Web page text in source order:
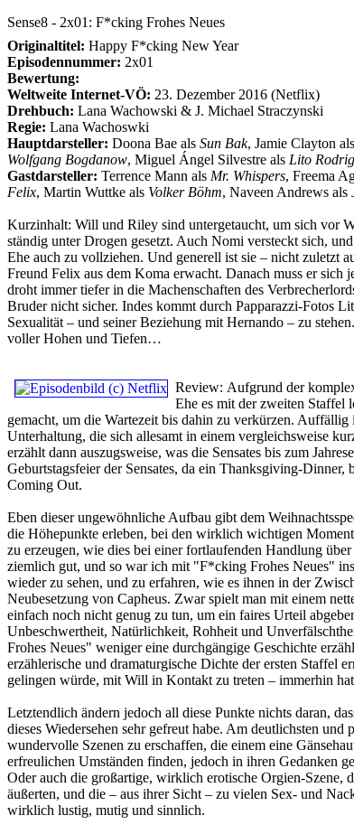
Sense8 - 2x01: F*cking Frohes Neues
Originaltitel: Happy F*cking New Year
Episodennummer: 2x01
Bewertung:
Weltweite Internet-VÖ: 23. Dezember 2016 (Netflix)
Drehbuch: Lana Wachowski & J. Michael Straczynski
Regie: Lana Wachoswki
Hauptdarsteller: Doona Bae als Sun Bak, Jamie Clayton als
Wolfgang Bogdanow, Miguel Ángel Silvestre als Lito
Gastdarsteller: Terrence Mann als Mr. Whispers, Freema
Felix, Martin Wuttke als Volker Böhm, Naveen Andrews als
Kurzinhalt: Will und Riley sind untergetaucht, um sich vor
ständig unter Drogen gesetzt. Auch Nomi versteckt sich,
Ehe auch zu vollziehen. Und generell ist sie – nicht zuletzt
Freund Felix aus dem Koma erwacht. Danach muss er sich
droht immer tiefer in die Machenschaften des
Bruder nicht sicher. Indes kommt durch Papparazzi-Fotos
Sexualität – und seiner Beziehung mit Hernando – zu
voller Hohen und Tiefen…
Review: Aufgrund der
Ehe es mit der zweiten Staffel
gemacht, um die Wartezeit bis dahin zu verkürzen.
Unterhaltung, die sich allesamt in einem vergleichsweise
erzählt dann auszugsweise, was die Sensates bis zum
Geburtstagsfeier der Sensates, da ein Thanksgiving-
Coming Out.
Eben dieser ungewöhnliche Aufbau gibt dem
die Höhepunkte erleben, bei den wirklich wichtigen
zu erzeugen, wie dies bei einer fortlaufenden Handlung
ziemlich gut, und so war ich mit "F*cking Frohes Neues"
wieder zu sehen, und zu erfahren, wie es ihnen in der
Neubesetzung von Capheus. Zwar spielt man mit einem
einfach noch nicht genug zu tun, um ein faires Urteil
Unbeschwertheit, Natürlichkeit, Rohheit und
Frohes Neues" weniger eine durchgängige Geschichte
erzählerische und dramaturgische Dichte der ersten Staffel
gelingen würde, mit Will in Kontakt zu treten – immerhin
Letztendlich ändern jedoch all diese Punkte nichts daran,
dieses Wiedersehen sehr gefreut habe. Am deutlichsten
wundervolle Szenen zu erschaffen, die einem eine
erfreulichen Umständen finden, jedoch in ihren Gedanken
Oder auch die großartige, wirklich erotische Orgien-Szene,
äußerten, und die – aus ihrer Sicht – zu vielen Sex- und
wirklich lustig, mutig und sinnlich.